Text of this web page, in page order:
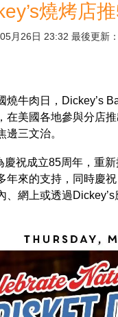
燒烤店
月26日 23:32 最後更新
燒牛肉日，Dickey’s
在美國各地參與分店
邊三文治。
慶祝成立85周年，重
年來的支持，同時慶
、網上或透過